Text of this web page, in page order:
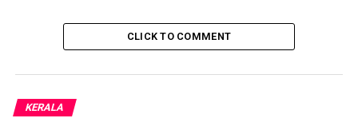
CLICK TO COMMENT
KERALA